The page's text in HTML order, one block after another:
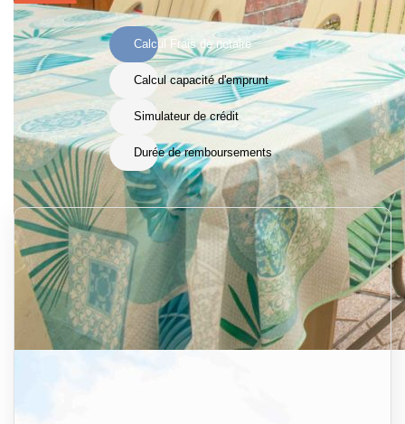
Calcul Frais de notaire
Calcul capacité d'emprunt
Simulateur de crédit
Durée de remboursements